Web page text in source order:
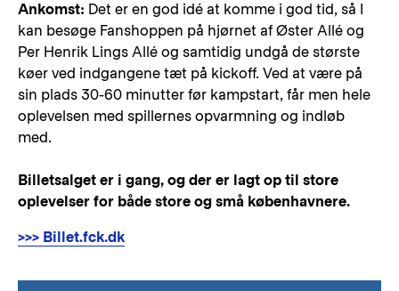
Ankomst: Det er en god idé at komme i god tid, så I
kan besøge Fanshoppen på hjørnet af Øster Allé og
Per Henrik Lings Allé og samtidig undgå de største
køer ved indgangene tæt på kickoff. Ved at være på
sin plads 30-60 minutter før kampstart, får men hele
oplevelsen med spillernes opvarmning og indløb
med.
Billetsalget er i gang, og der er lagt op til store
oplevelser for både store og små københavnere.
>>> Billet.fck.dk